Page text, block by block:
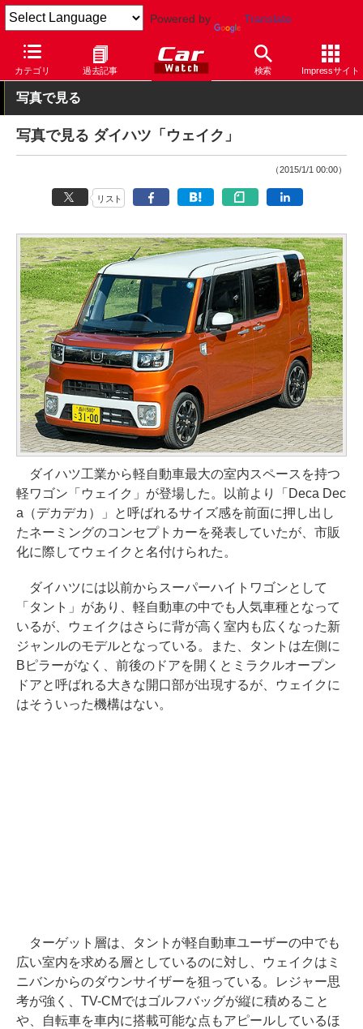
Powered by Translate
カテゴリ 過去記事 検索 Impressサイト
Car Watch 自動車 ダイハツ ウェイク
写真で見る
写真で見る ダイハツ「ウェイク」
（2015/1/1 00:00）
リスト
ダイハツ工業から軽自動車最大の室内スペースを持つ
軽ワゴン「ウェイク」が登場した。以前より「Deca Dec
a（デカデカ）」と呼ばれるサイズ感を前面に押し出し
たネーミングのコンセプトカーを発表していたが、市販
化に際してウェイクと名付けられた。
ダイハツには以前からスーパーハイトワゴンとして
「タント」があり、軽自動車の中でも人気車種となって
いるが、ウェイクはさらに背が高く室内も広くなった新
ジャンルのモデルとなっている。また、タントは左側に
Bピラーがなく、前後のドアを開くとミラクルオープン
ドアと呼ばれる大きな開口部が出現するが、ウェイクに
はそういった機構はない。
ターゲット層は、タントが軽自動車ユーザーの中でも
広い室内を求める層としているのに対し、ウェイクはミ
ニバンからのダウンサイザーを狙っている。レジャー思
考が強く、TV-CMではゴルフバッグが縦に積めること
や、自転車を車内に搭載可能な点もアピールしているほ